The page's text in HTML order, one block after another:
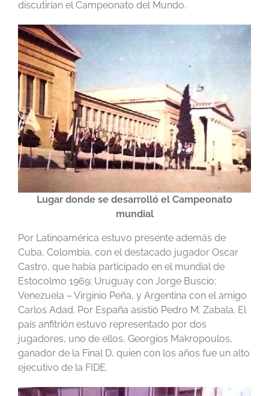
discutirían el Campeonato del Mundo.
Lugar donde se desarrolló el Campeonato
mundial
Por Latinoamérica estuvo presente además de
Cuba, Colombia, con el destacado jugador Oscar
Castro, que había participado en el mundial de
Estocolmo 1969; Uruguay con Jorge Buscio;
Venezuela – Virginio Peña, y Argentina con el amigo
Carlos Adad. Por España asistió Pedro M. Zabala. El
país anfitrión estuvo representado por dos
jugadores, uno de ellos, Georgios Makropoulos,
ganador de la Final D, quien con los años fue un alto
ejecutivo de la FIDE.